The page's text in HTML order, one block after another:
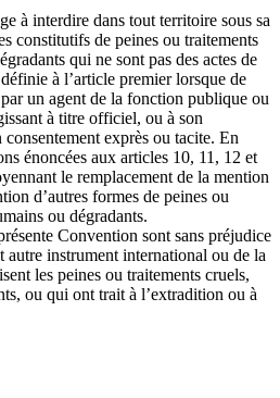
à interdire dans tout territoire sous sa
constitutifs de peines ou traitements
qui ne sont pas des actes de
à l’article premier lorsque de
un agent de la fonction publique ou
à titre officiel, ou à son
exprès ou tacite. En
énoncées aux articles 10, 11, 12 et
le remplacement de la mention
d’autres formes de peines ou
ou dégradants.
Convention sont sans préjudice
autre instrument international ou de la
les peines ou traitements cruels,
ou qui ont trait à l’extradition ou à